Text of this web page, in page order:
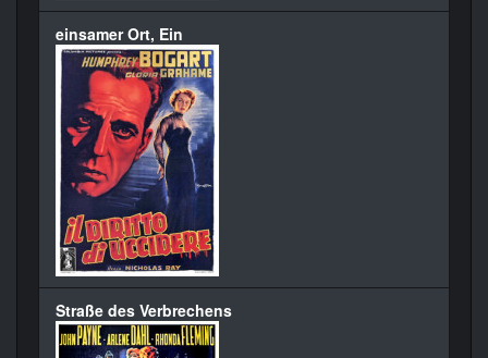
einsamer Ort, Ein
Straße des Verbrechens